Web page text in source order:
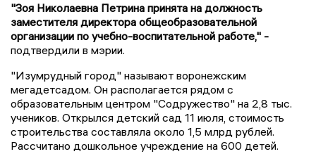
"Зоя Николаевна Петрина принята на должность
заместителя директора общеобразовательной
организации по учебно-воспитательной работе," -
подтвердили в мэрии.
"Изумрудный город" называют воронежским
мегадетсадом. Он располагается рядом с
образовательным центром "Содружество" на 2,8 тыс.
учеников. Открылся детский сад 11 июля, стоимость
строительства составляла около 1,5 млрд рублей.
Рассчитано дошкольное учреждение на 600 детей.